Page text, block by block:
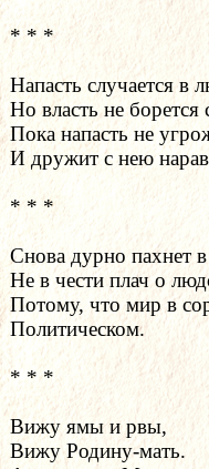
* * *
Напасть случается в
Но власть не борется
Пока напасть не
И дружит с нею
* * *
Снова дурно пахнет
Не в чести плач о
Потому, что мир в
Политическом.
* * *
Вижу ямы и рвы,
Вижу Родину-мать.